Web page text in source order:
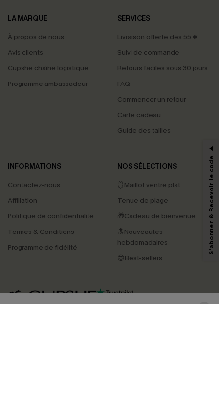
LA MARQUE
À propos de nous
Avis clients
Cupshe chaîne logistique
Programme ambassadeur
SERVICES
Livraison offerte dès 55 €
Suivi de commande
Retours faciles sous 30 jours
FAQ
Commencer un retour
Carte cadeau
Guide des tailles
INFORMATIONS
Contactez-nous
Affiliation
Politique de confidentialité
Termes & Conditions
Programme de fidélité
NOS SÉLECTIONS
🩱Maillot ventre plat
Tenue de plage
🎁Cadeau de bienvenue
🔝Nouveautés
hebdomadaires
😍Best-sellers
4.4
PROFITEZ DE -15%
marketing (y compris du contenu généré par l'IA) de Cupshe et
pouvons utiliser les données collectées sur notre site ainsi que des
savoir si ceux-ci ont été ouverts, de mesurer votre engagement, de
personnaliser nos contenus et nos offres, et de vous recommander des
produits susceptibles de vous intéresser, conformément à notre
Politique de
. Vous pouvez vous désabonner à tout moment.
S'abonner & Recevoir le code